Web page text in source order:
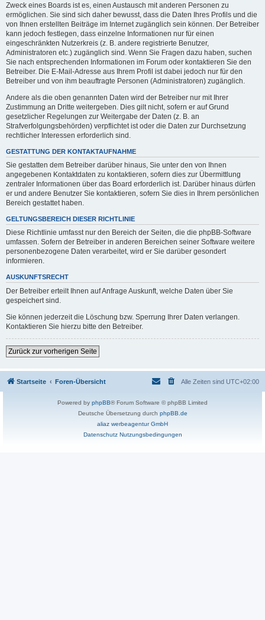
Zweck eines Boards ist es, einen Austausch mit anderen Personen zu
ermöglichen. Sie sind sich daher bewusst, dass die Daten Ihres Profils und die
von Ihnen erstellten Beiträge im Internet zugänglich sein können. Der Betreiber
kann jedoch festlegen, dass einzelne Informationen nur für einen
eingeschränkten Nutzerkreis (z. B. andere registrierte Benutzer,
Administratoren etc.) zugänglich sind. Wenn Sie Fragen dazu haben, suchen
Sie nach entsprechenden Informationen im Forum oder kontaktieren Sie den
Betreiber. Die E-Mail-Adresse aus Ihrem Profil ist dabei jedoch nur für den
Betreiber und von ihm beauftragte Personen (Administratoren) zugänglich.
Andere als die oben genannten Daten wird der Betreiber nur mit Ihrer
Zustimmung an Dritte weitergeben. Dies gilt nicht, sofern er auf Grund
gesetzlicher Regelungen zur Weitergabe der Daten (z. B. an
Strafverfolgungsbehörden) verpflichtet ist oder die Daten zur Durchsetzung
rechtlicher Interessen erforderlich sind.
GESTATTUNG DER KONTAKTAUFNAHME
Sie gestatten dem Betreiber darüber hinaus, Sie unter den von Ihnen
angegebenen Kontaktdaten zu kontaktieren, sofern dies zur Übermittlung
zentraler Informationen über das Board erforderlich ist. Darüber hinaus dürfen
er und andere Benutzer Sie kontaktieren, sofern Sie dies in Ihrem persönlichen
Bereich gestattet haben.
GELTUNGSBEREICH DIESER RICHTLINIE
Diese Richtlinie umfasst nur den Bereich der Seiten, die die phpBB-Software
umfassen. Sofern der Betreiber in anderen Bereichen seiner Software weitere
personenbezogene Daten verarbeitet, wird er Sie darüber gesondert
informieren.
AUSKUNFTSRECHT
Der Betreiber erteilt Ihnen auf Anfrage Auskunft, welche Daten über Sie
gespeichert sind.
Sie können jederzeit die Löschung bzw. Sperrung Ihrer Daten verlangen.
Kontaktieren Sie hierzu bitte den Betreiber.
Zurück zur vorherigen Seite
Startseite Foren-Übersicht Alle Zeiten sind UTC+02:00
Powered by phpBB® Forum Software © phpBB Limited
Deutsche Übersetzung durch phpBB.de
aliaz werbeagentur GmbH
Datenschutz Nutzungsbedingungen